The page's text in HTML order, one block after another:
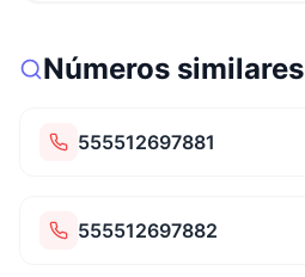
Números similares
555512697881
555512697882